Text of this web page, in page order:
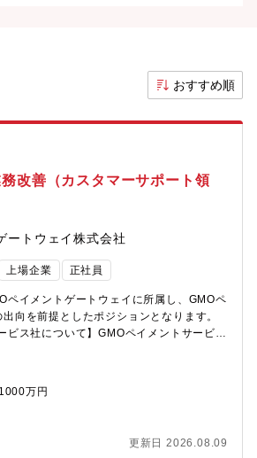
おすすめ順
改善（カスタマーサポート領
ートウェイ株式会社
上場企業 正社員
ペイメントゲートウェイに所属し、GMOペ
向を前提としたポジションとなります。
ビス社について】GMOペイメントサービス
目標とし、20期連続増収増益を実現してい
場の決済代行会社であるGMOペイメントゲ
戦略的グループ会社です。同社は2013年の
い」を提供し、大手ECサイトを中心に多く
「アトカラ」や、BASE株式会社との「あ
万円
更新日 2026.08.09